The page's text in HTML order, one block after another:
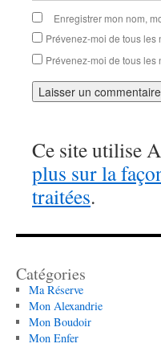
Enregistrer mon nom,
Prévenez-moi de tous
Prévenez-moi de tous
Ce site utilise
plus sur la
traitées.
Catégories
Ma Réserve
Mon Alexandrie
Mon Boudoir
Mon Enfer